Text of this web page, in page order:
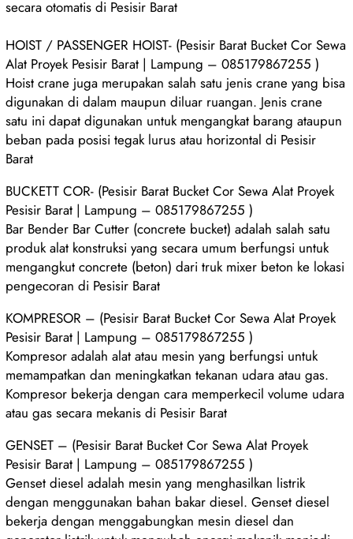
secara otomatis di Pesisir Barat
HOIST / PASSENGER HOIST- (Pesisir Barat Bucket Cor Sewa
Alat Proyek Pesisir Barat | Lampung – 085179867255 )
Hoist crane juga merupakan salah satu jenis crane yang bisa
digunakan di dalam maupun diluar ruangan. Jenis crane
satu ini dapat digunakan untuk mengangkat barang ataupun
beban pada posisi tegak lurus atau horizontal di Pesisir
Barat
BUCKETT COR- (Pesisir Barat Bucket Cor Sewa Alat Proyek
Pesisir Barat | Lampung – 085179867255 )
Bar Bender Bar Cutter (concrete bucket) adalah salah satu
produk alat konstruksi yang secara umum berfungsi untuk
mengangkut concrete (beton) dari truk mixer beton ke lokasi
pengecoran di Pesisir Barat
KOMPRESOR – (Pesisir Barat Bucket Cor Sewa Alat Proyek
Pesisir Barat | Lampung – 085179867255 )
Kompresor adalah alat atau mesin yang berfungsi untuk
memampatkan dan meningkatkan tekanan udara atau gas.
Kompresor bekerja dengan cara memperkecil volume udara
atau gas secara mekanis di Pesisir Barat
GENSET – (Pesisir Barat Bucket Cor Sewa Alat Proyek
Pesisir Barat | Lampung – 085179867255 )
Genset diesel adalah mesin yang menghasilkan listrik
dengan menggunakan bahan bakar diesel. Genset diesel
bekerja dengan menggabungkan mesin diesel dan